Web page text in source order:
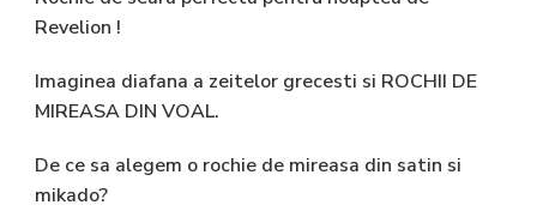
Revelion !
Imaginea diafana a zeitelor grecesti si ROCHII DE
MIREASA DIN VOAL.
De ce sa alegem o rochie de mireasa din satin si
mikado?